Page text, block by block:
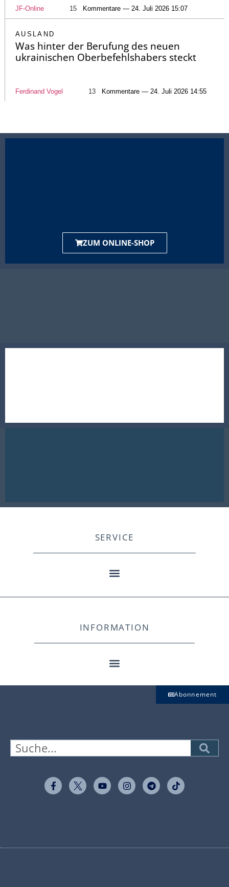
JF-Online 15 Kommentare — 24. Juli 2026 15:07
AUSLAND
Was hinter der Berufung des neuen
ukrainischen Oberbefehlshabers steckt
Ferdinand Vogel 13 Kommentare — 24. Juli 2026 14:55
ZUM ONLINE-SHOP
SERVICE
INFORMATION
Abonnement